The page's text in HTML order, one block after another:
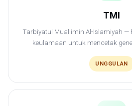
TMI
Tarbiyatul Muallimin Al-Islamiyah —
keulamaan untuk mencetak
UNGGULAN